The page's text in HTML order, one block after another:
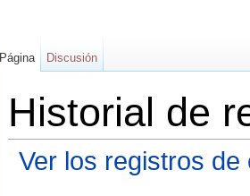
Historial de
Ver los registros de
Página Discusión